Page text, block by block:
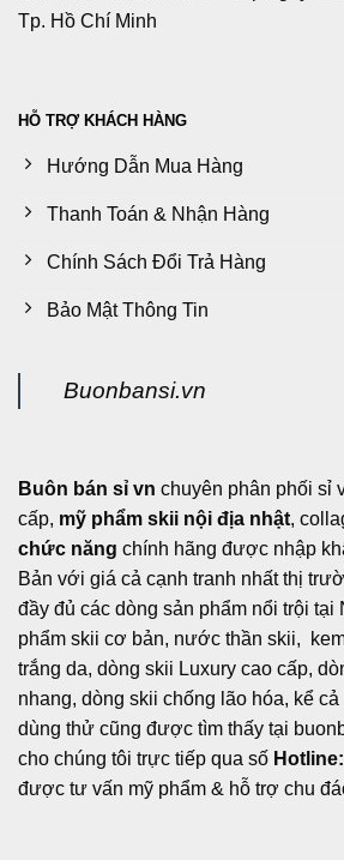
Tp. Hồ Chí Minh
HỖ TRỢ KHÁCH HÀNG
Hướng Dẫn Mua Hàng
Thanh Toán & Nhận Hàng
Chính Sách Đổi Trả Hàng
Bảo Mật Thông Tin
Buonbansi.vn
Buôn bán sỉ vn chuyên phân phối sỉ
cấp, mỹ phẩm skii nội địa nhật,
chức năng chính hãng được nhập
Bản với giá cả cạnh tranh nhất thị
đầy đủ các dòng sản phẩm nổi trội tại
phẩm skii cơ bản, nước thần skii,
trắng da, dòng skii Luxury cao cấp,
nhang, dòng skii chống lão hóa, kể
dùng thử cũng được tìm thấy tại
cho chúng tôi trực tiếp qua số
được tư vấn mỹ phẩm & hỗ trợ chu